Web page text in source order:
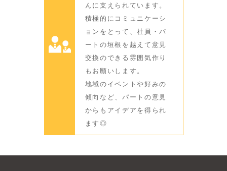
んに支えられています。
積極的にコミュニケーシ
ョンをとって、社員・パ
ートの垣根を越えて意見
交換のできる雰囲気作り
もお願いします。
地域のイベントや好みの
傾向など、パートの意見
からもアイデアを得られ
ます◎